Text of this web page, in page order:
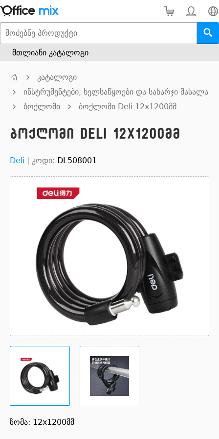
მთლიანი კატალოგი
კატალოგი
ინსტრუმენტები, ხელსაწყოები და სახარჯი მასალა
ბოქლომი
ბოქლომი Deli 12x1200მმ
ბოქლომი Deli 12x1200მმ
Deli | კოდი: DL508001
ზომა: 12x1200მმ